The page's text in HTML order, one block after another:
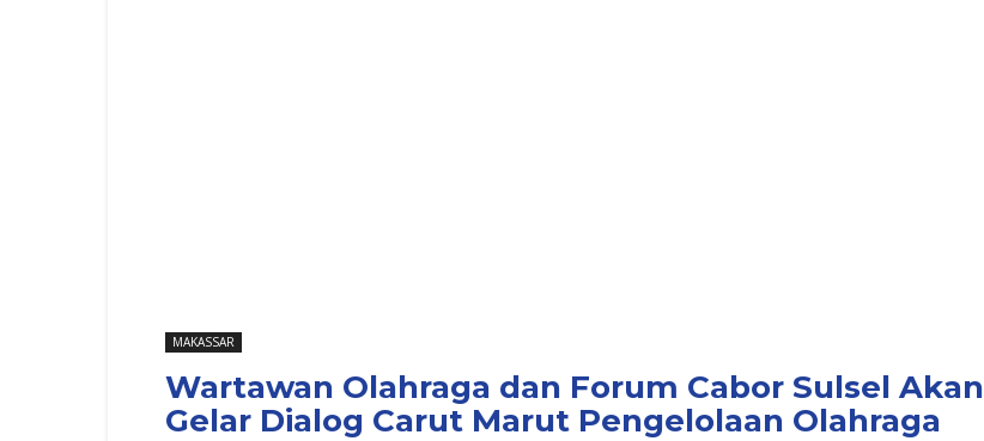
MAKASSAR
Wartawan Olahraga dan Forum Cabor Sulsel Akan
Gelar Dialog Carut Marut Pengelolaan Olahraga